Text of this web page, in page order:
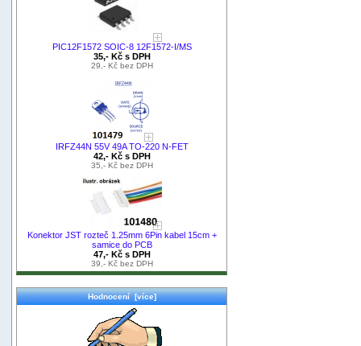
PIC12F1572 SOIC-8 12F1572-I/MS
35,- Kč s DPH
29,- Kč bez DPH
IRFZ44N 55V 49A TO-220 N-FET
42,- Kč s DPH
35,- Kč bez DPH
Konektor JST rozteč 1.25mm 6Pin kabel 15cm +
samice do PCB
47,- Kč s DPH
39,- Kč bez DPH
Hodnocení [více]